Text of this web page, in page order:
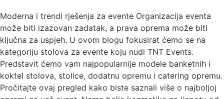
Moderna i trendi rješenja za evente Organizacija eventa
može biti izazovan zadatak, a prava oprema može biti
ključna za uspjeh. U ovom blogu fokusirat ćemo se na
kategoriju stolova za evente koju nudi TNT Events.
Predstavit ćemo vam najpopularnije modele banketnih i
koktel stolova, stolice, dodatnu opremu i catering opremu.
Pročitajte ovaj pregled kako biste saznali više o najboljoj